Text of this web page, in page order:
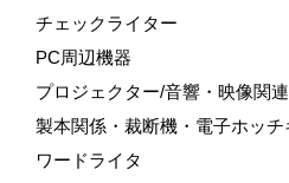
チェックライター
PC周辺機器
プロジェクター/音響・映像関
製本関係・裁断機・電子ホッチ
ワードライタ